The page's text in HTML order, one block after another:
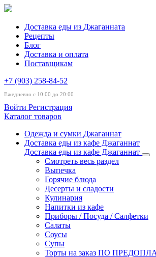
Доставка еды из Джаганната
Рецепты
Блог
Доставка и оплата
Поставщикам
+7 (903) 258-84-52
Ежедневно с 10:00 до 20:00
Войти Регистрация
Каталог товаров
Одежда и сумки Джаганнат
Доставка еды из кафе Джаганнат
Доставка еды из кафе Джаганнат
Смотреть весь раздел
Выпечка
Горячие блюда
Десерты и сладости
Кулинария
Напитки из кафе
Приборы / Посуда / Салфетки
Салаты
Соусы
Супы
Торты на заказ ПО